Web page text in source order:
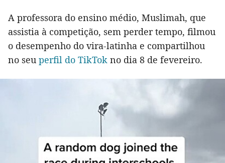
A professora do ensino médio, Muslimah, que
assistia à competição, sem perder tempo, filmou
o desempenho do vira-latinha e compartilhou
no seu perfil do TikTok no dia 8 de fevereiro.